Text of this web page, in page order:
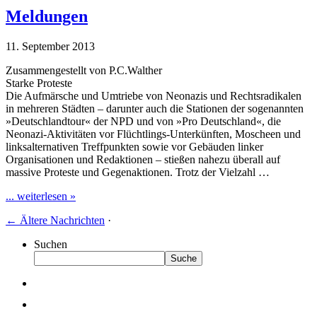
Meldungen
11. September 2013
Zusammengestellt von P.C.Walther
Starke Proteste
Die Aufmärsche und Umtriebe von Neonazis und Rechtsradikalen
in mehreren Städten – darunter auch die Stationen der sogenannten
»Deutschlandtour« der NPD und von »Pro Deutschland«, die
Neonazi-Aktivitäten vor Flüchtlings-Unterkünften, Moscheen und
linksalternativen Treffpunkten sowie vor Gebäuden linker
Organisationen und Redaktionen – stießen nahezu überall auf
massive Proteste und Gegenaktionen. Trotz der Vielzahl …
... weiterlesen »
← Ältere Nachrichten ·
Suchen
Suche